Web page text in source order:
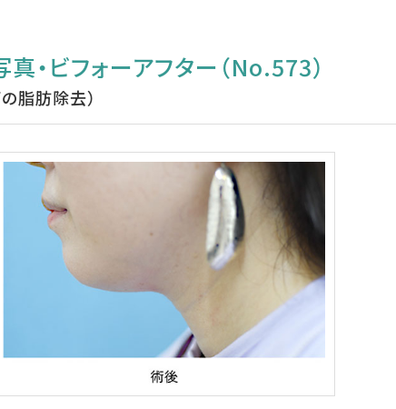
・ビフォーアフター（No.573）
脂肪除去）